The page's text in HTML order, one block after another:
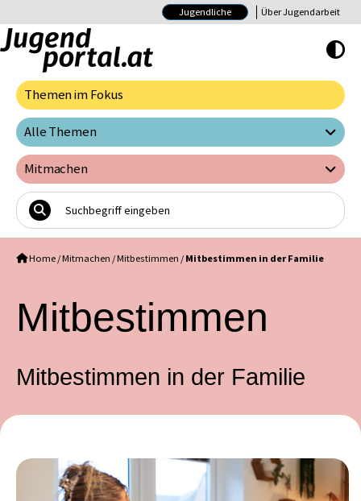
Jugendliche Über Jugendarbeit
Hoher Kontrast
Themen im Fokus
Alle Themen
Mitmachen
Home /Mitmachen /Mitbestimmen / Mitbestimmen in der Familie
Mitbestimmen
Mitbestimmen in der Familie